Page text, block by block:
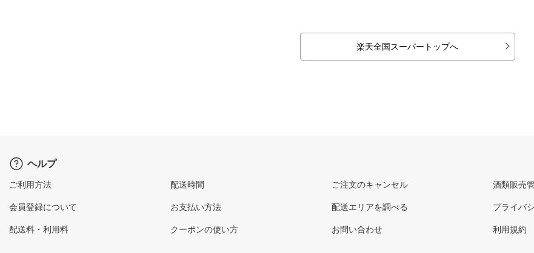
楽天全国スーパートップへ
ヘルプ
ご利用方法
会員登録について
配送料・利用料
配送時間
お支払い方法
クーポンの使い方
ご注文のキャンセル
配送エリアを調べる
お問い合わせ
酒類販売
プライバ
利用規約